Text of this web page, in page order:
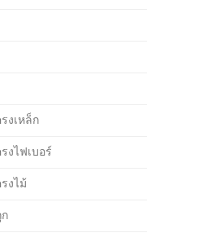
งเหล็ก
งไฟเบอร์
งไม้